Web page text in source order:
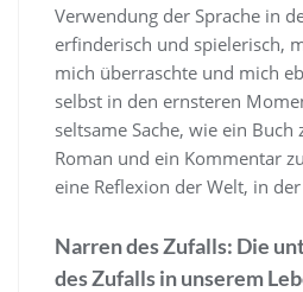
Verwendung der Sprache in
erfinderisch und spielerisch,
mich überraschte und mich
selbst in den ernsteren
seltsame Sache, wie ein
Roman und ein Kommentar
eine Reflexion der Welt, in
Narren des Zufalls: Die
des Zufalls in unserem